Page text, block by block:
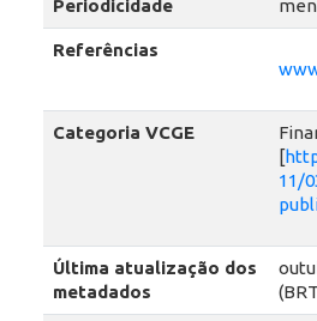
Periodicidade
Referências
Categoria VCGE
[
11/
Última atualização dos
metadados